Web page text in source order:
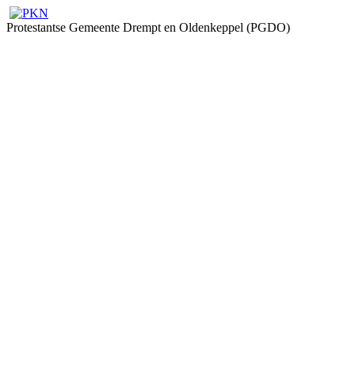
Protestantse Gemeente Drempt en Oldenkeppel (PGDO)